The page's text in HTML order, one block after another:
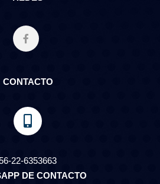
CONTACTO
22-6353663
DE CONTACTO